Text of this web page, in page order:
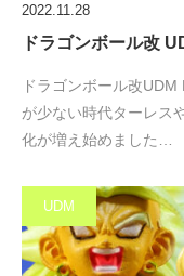
2022.11.28
ドラゴンボール改
ドラゴンボール改
が少ない時代ターレス
化が増え始めました…
UDM